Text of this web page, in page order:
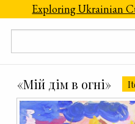
Skip to main content
Exploring Ukrainian
«Мій дім в огні»